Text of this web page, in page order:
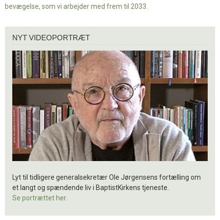
bevægelse, som vi arbejder med frem til 2033.
videoportræt
NYT VIDEOPORTRÆT
Lyt til tidligere generalsekretær Ole Jørgensens fortælling om
et langt og spændende liv i BaptistKirkens tjeneste.
Se portrættet her.